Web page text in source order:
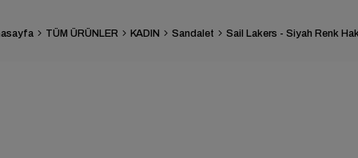
TÜM ÜRÜNLER KADIN Sandalet